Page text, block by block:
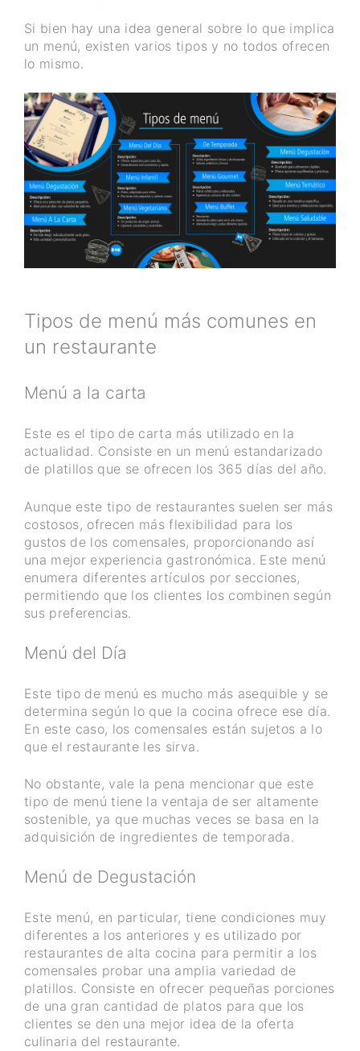
Si bien hay una idea general sobre lo que implica
un menú, existen varios tipos y no todos ofrecen
lo mismo.
Tipos de menú más comunes en
un restaurante
Menú a la carta
Este es el tipo de carta más utilizado en la
actualidad. Consiste en un menú estandarizado
de platillos que se ofrecen los 365 días del año.
Aunque este tipo de restaurantes suelen ser más
costosos, ofrecen más flexibilidad para los
gustos de los comensales, proporcionando así
una mejor experiencia gastronómica. Este menú
enumera diferentes artículos por secciones,
permitiendo que los clientes los combinen según
sus preferencias.
Menú del Día
Este tipo de menú es mucho más asequible y se
determina según lo que la cocina ofrece ese día.
En este caso, los comensales están sujetos a lo
que el restaurante les sirva.
No obstante, vale la pena mencionar que este
tipo de menú tiene la ventaja de ser altamente
sostenible, ya que muchas veces se basa en la
adquisición de ingredientes de temporada.
Menú de Degustación
Este menú, en particular, tiene condiciones muy
diferentes a los anteriores y es utilizado por
restaurantes de alta cocina para permitir a los
comensales probar una amplia variedad de
platillos. Consiste en ofrecer pequeñas porciones
de una gran cantidad de platos para que los
clientes se den una mejor idea de la oferta
culinaria del restaurante.